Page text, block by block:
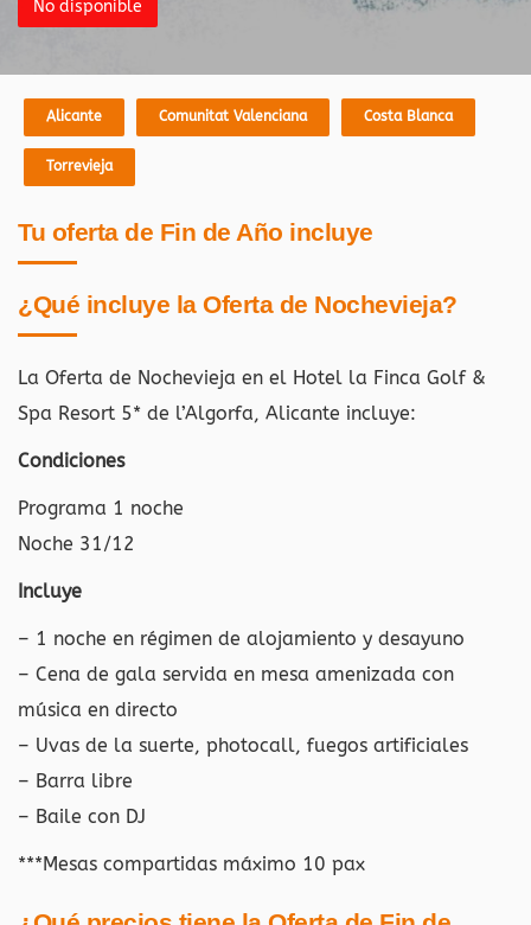
No disponible
Alicante Comunitat Valenciana Costa Blanca
Torrevieja
Tu oferta de Fin de Año incluye
¿Qué incluye la Oferta de Nochevieja?
La Oferta de Nochevieja en el Hotel la Finca Golf &
Spa Resort 5* de l’Algorfa, Alicante incluye:
Condiciones
Programa 1 noche
Noche 31/12
Incluye
– 1 noche en régimen de alojamiento y desayuno
– Cena de gala servida en mesa amenizada con
música en directo
– Uvas de la suerte, photocall, fuegos artificiales
– Barra libre
– Baile con DJ
***Mesas compartidas máximo 10 pax